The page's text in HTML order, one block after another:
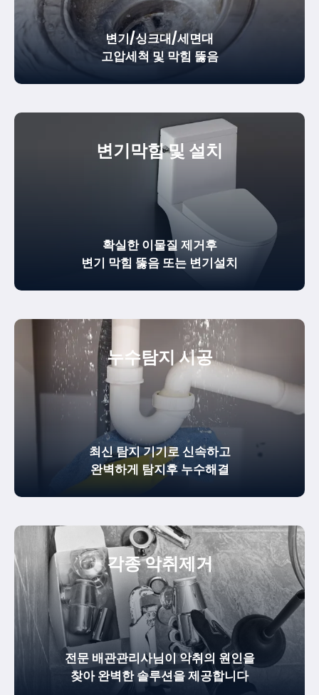
변기/싱크대/세면대
고압세척 및 막힘 뚫음
변기막힘 및 설치
확실한이물질 제거후
변기 막힘 뚫음 또는 변기설치
누수탐지 시공
최신 탐지 기기로 신속하고
완벽하게 탐지후 누수해결
각종 악취제거
전문 배관관리사님이 악취의 원인을
찾아 완벽한 솔루션을 제공합니다